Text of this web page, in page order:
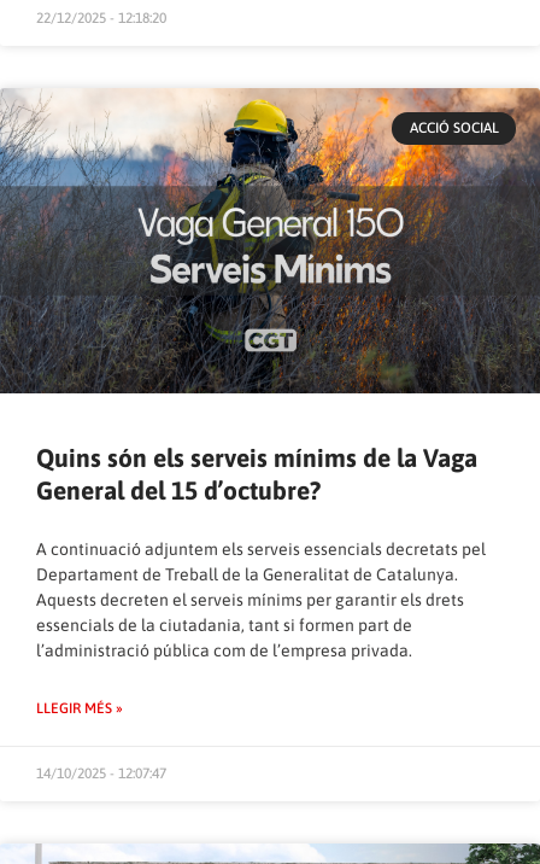
22/12/2025 - 12:18:20
ACCIÓ SOCIAL
Quins són els serveis mínims de la Vaga
General del 15 d’octubre?
A continuació adjuntem els serveis essencials decretats pel
Departament de Treball de la Generalitat de Catalunya.
Aquests decreten el serveis mínims per garantir els drets
essencials de la ciutadania, tant si formen part de
l’administració pública com de l’empresa privada.
LLEGIR MÉS »
14/10/2025 - 12:07:47